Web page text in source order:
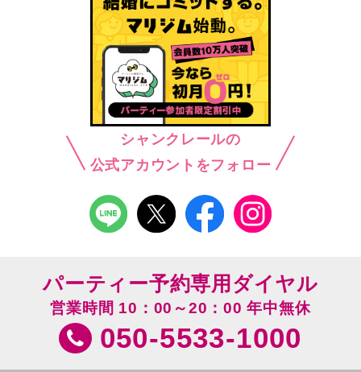
シャンクレールの
公式アカウントをフォロー
パーティー予約専用ダイヤル
営業時間 10：00～20：00 年中無休
050-5533-1000